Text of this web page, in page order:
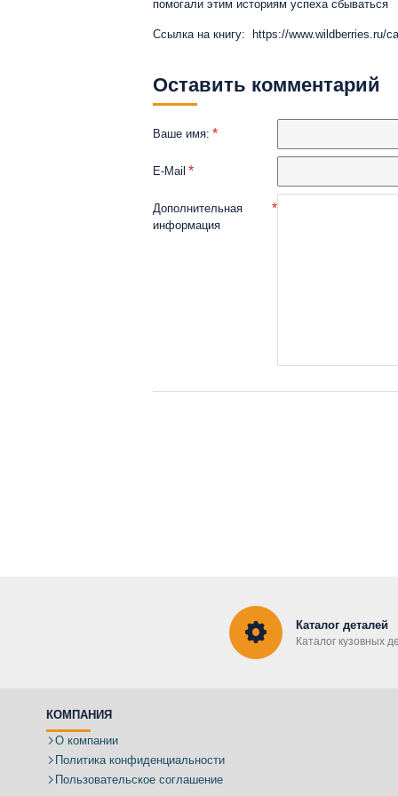
помогали этим историям успеха сбываться
Ссылка на книгу: https://www.wildberries.ru/
Оставить комментарий
Ваше имя:
E-Mail
Дополнительная
информация
Каталог деталей
Каталог кузовных
КОМПАНИЯ
О компании
Политика конфиденциальности
Пользовательское соглашение